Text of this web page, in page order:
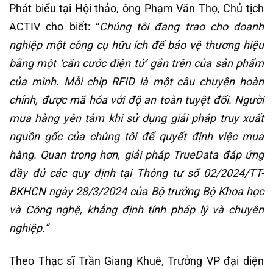
Phát biểu tại Hội thảo, ông Phạm Văn Thọ, Chủ tịch
ACTIV cho biết: “Chúng tôi đang trao cho doanh
nghiệp một công cụ hữu ích để bảo vệ thương hiệu
bằng một ‘căn cước điện tử’ gắn trên của sản phẩm
của mình. Mỗi chip RFID là một câu chuyện hoàn
chỉnh, được mã hóa với độ an toàn tuyệt đối. Người
mua hàng yên tâm khi sử dụng giải pháp truy xuất
nguồn gốc của chúng tôi để quyết định việc mua
hàng. Quan trọng hơn, giải pháp TrueData đáp ứng
đầy đủ các quy định tại Thông tư số 02/2024/TT-
BKHCNngày 28/3/2024 của Bộ trưởng Bộ Khoa học
và Công nghệ, khẳng định tính pháp lý và chuyên
nghiệp.”
Theo Thạc sĩ Trần Giang Khuê, Trưởng VP đại diện